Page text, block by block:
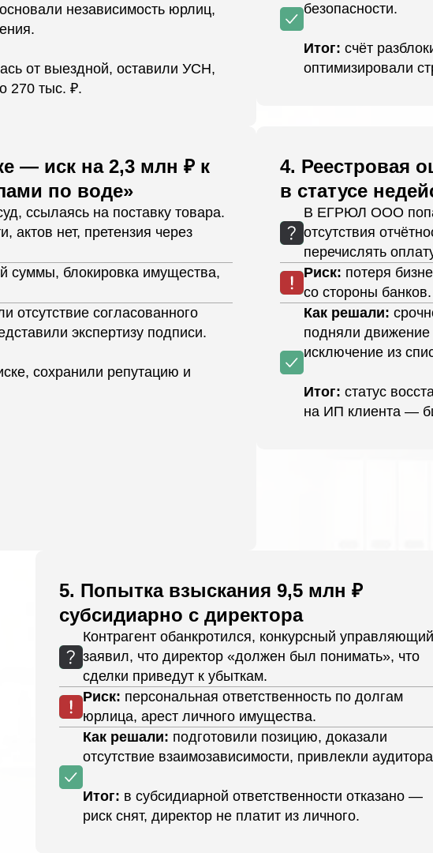
независимость юрлиц,
от выездной, оставили УСН,
270 тыс. ₽.
безопасности.
Итог: счёт
оптимизировали
— иск на 2,3 млн ₽ к
по воде»
ссылаясь на поставку товара.
актов нет, претензия через
суммы, блокировка имущества,
отсутствие согласованного
экспертизу подписи.
сохранили репутацию и
4. Реестровая
в статусе
В ЕГРЮЛ ООО
отсутствия
перечислять
Риск: потеря
со стороны банков.
Как решали:
подняли движение
исключение из
Итог: статус
на ИП клиента —
5. Попытка взыскания 9,5 млн ₽
субсидиарно с директора
Контрагент обанкротился, конкурсный управляющий
заявил, что директор «должен был понимать», что
сделки приведут к убыткам.
Риск: персональная ответственность по долгам
юрлица, арест личного имущества.
Как решали: подготовили позицию, доказали
отсутствие взаимозависимости, привлекли
Итог: в субсидиарной ответственности отказано —
риск снят, директор не платит из личного.